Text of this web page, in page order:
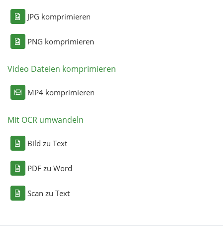
JPG komprimieren
PNG komprimieren
Video Dateien komprimieren
MP4 komprimieren
Mit OCR umwandeln
Bild zu Text
PDF zu Word
Scan zu Text